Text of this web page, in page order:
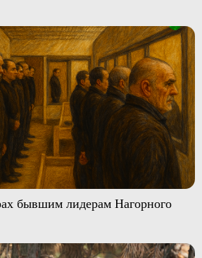
бывшим лидерам Нагорного